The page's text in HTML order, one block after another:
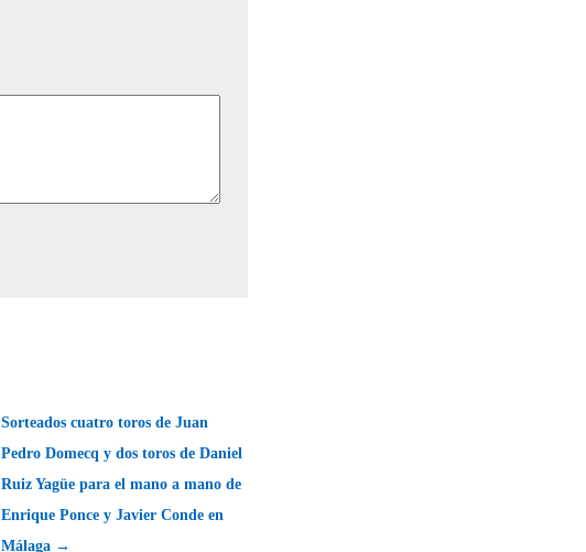
Sorteados cuatro toros de Juan
Pedro Domecq y dos toros de Daniel
Ruiz Yagüe para el mano a mano de
Enrique Ponce y Javier Conde en
Málaga →